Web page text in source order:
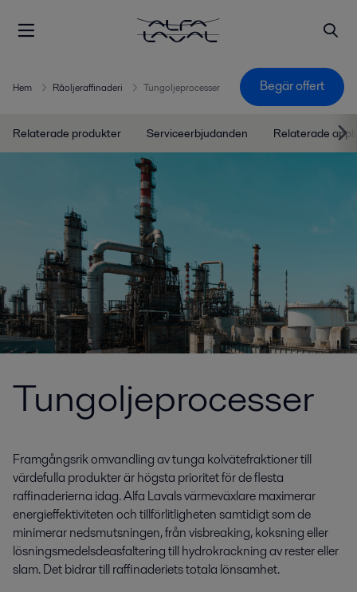
Hem Råoljeraffinaderi Tungoljeprocesser Begär offert
Relaterade produkter Serviceerbjudanden Relaterade
Tungoljeprocesser
Framgångsrik omvandling av tunga kolvätefraktioner till
värdefulla produkter är högsta prioritet för de flesta
raffinaderierna idag. Alfa Lavals värmeväxlare maximerar
energieffektiviteten och tillförlitligheten samtidigt som de
minimerar nedsmutsningen, från visbreaking, koksning eller
lösningsmedelsdeasfaltering till hydrokrackning av rester eller
slam. Det bidrar till raffinaderiets totala lönsamhet.